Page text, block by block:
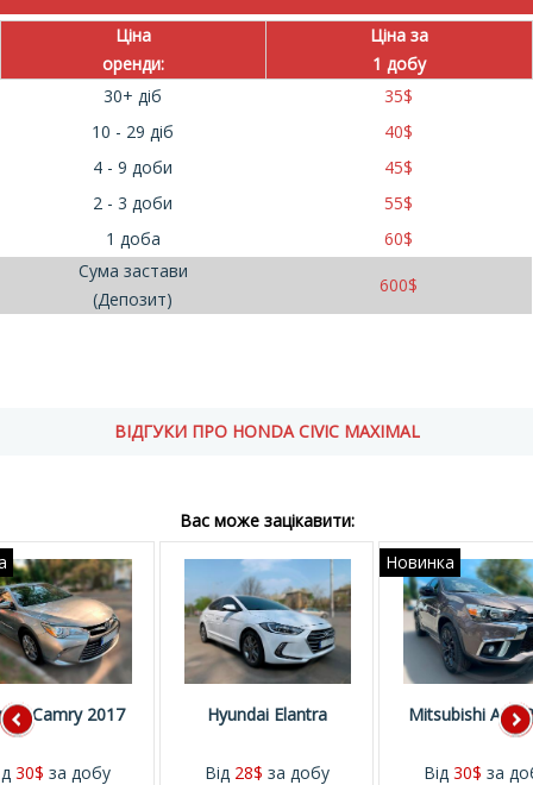
Ціна
оренди:
Ціна за
1 добу
30+ діб
35$
10 - 29 діб
40$
4 - 9 доби
45$
2 - 3 доби
55$
1 доба
60$
Сума застави
(Депозит)
600$
ВІДГУКИ ПРО HONDA CIVIC MAXIMAL
Вас може зацікавити:
Camry 2017
30$ за добу
Hyundai Elantra
Від 28$ за добу
Новинка
Mitsubishi ASX
Від 30$ за